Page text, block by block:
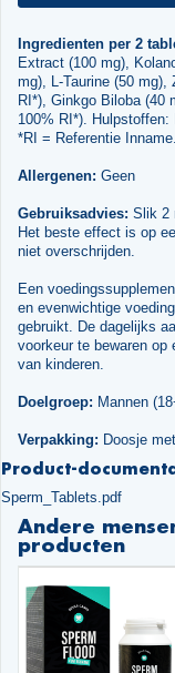
Ingredienten per 2
Extract (100 mg),
mg), L-Taurine (50 mg),
RI*), Ginkgo Biloba (40
100% RI*).
*RI = Referentie Inname.
Allergenen: Geen
Gebruiksadvies: Slik 2
Het beste effect is op
niet overschrijden.
Een
en evenwichtige
gebruikt. De dagelijks
voorkeur te bewaren op
van kinderen.
Doelgroep: Mannen
Verpakking: Doosje
Product-
Sperm_Tablets.pdf
Andere
producten